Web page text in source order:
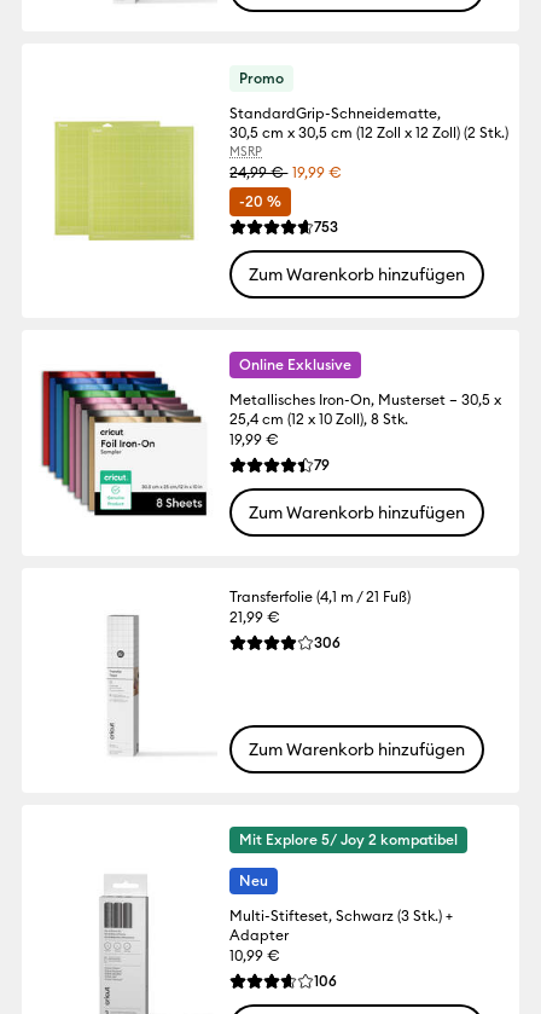
Promo
StandardGrip-Schneidematte,
30,5 cm x 30,5 cm (12 Zoll x 12 Zoll) (2 Stk.)
MSRP
24,99 € 19,99 €
-20 %
Die durchschnittliche Bewertung für
753Reviews
Zum Warenkorb hinzufügen
Online Exklusive
Metallisches Iron-On, Musterset – 30,5 x
25,4 cm (12 x 10 Zoll), 8 Stk.
19,99 €
Die durchschnittliche Bewertung für
79Reviews
Zum Warenkorb hinzufügen
Transferfolie (4,1 m / 21 Fuß)
21,99 €
Die durchschnittliche Bewertung für
306Reviews
Zum Warenkorb hinzufügen
Mit Explore 5/ Joy 2 kompatibel
Neu
Multi-Stifteset, Schwarz (3 Stk.) +
Adapter
10,99 €
Die durchschnittliche Bewertung für
106Reviews